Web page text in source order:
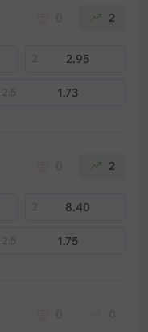
2
2 2.95
2.5 1.73
2
2 8.40
2.5 1.75